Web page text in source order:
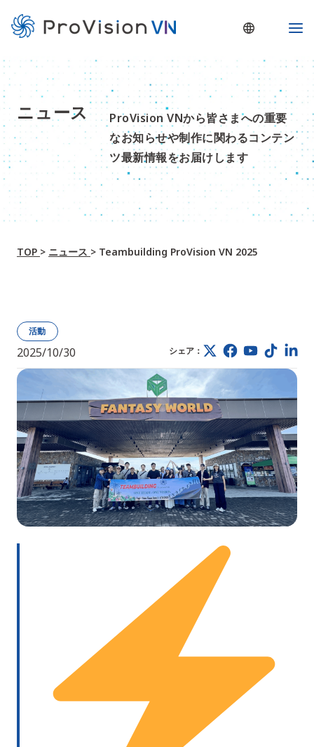
ス
キ
ッ
プ
ニュース
ProVision VNから皆さまへの重要
なお知らせや制作に関わるコンテン
ツ最新情報をお届けします
TOP > ニュース > Teambuilding ProVision VN 2025
活動
2025/10/30 シェア：